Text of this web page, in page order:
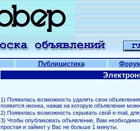
Публицистика
1) Появилась возможность удалять свои
появится иконка, нажав на которую объявление
2) Появилась возможность скрывать свой е-mail,
3) Чтобы опубликовать объявление, Вам
простая и займет у Вас не больше 1 минуты.